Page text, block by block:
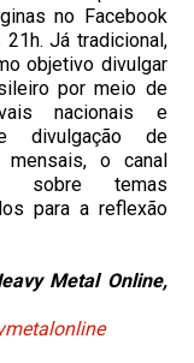
no Facebook
Já tradicional,
objetivo divulgar
por meio de
nacionais e
divulgação de
mensais, o canal
sobre temas
para a reflexão
Metal Online,